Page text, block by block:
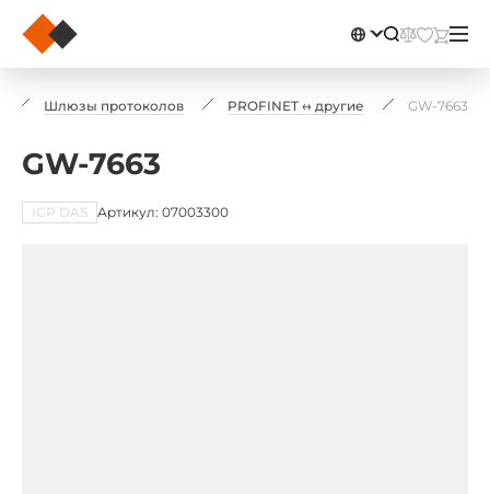
Шлюзы протоколов PROFINET ↔ другие GW-7663
GW-7663
ICP DAS Артикул: 07003300